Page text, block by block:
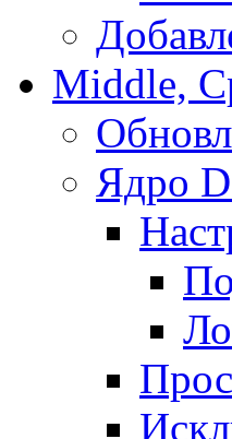
Middle,
Ядро